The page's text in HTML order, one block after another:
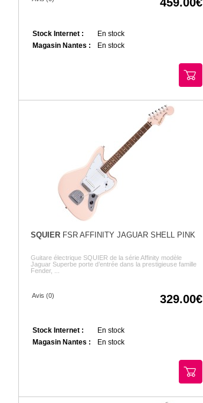
459.00
Stock Internet :
En stock
Magasin Nantes :
En stock
SQUIERFSR AFFINITY JAGUAR SHELL PINK
Guitare électrique SQUIER de la série Affinity modèle
Jaguar Superbe porte d’entrée dans la prestigieuse famille
Fender, ...
Avis (0) 329.00
Stock Internet :
En stock
Magasin Nantes :
En stock